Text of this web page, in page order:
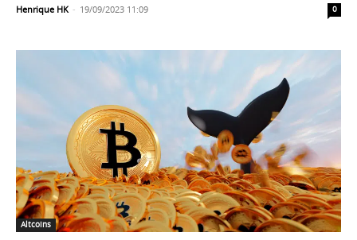
Henrique HK - 19/09/2023 11:09 0
Altcoins